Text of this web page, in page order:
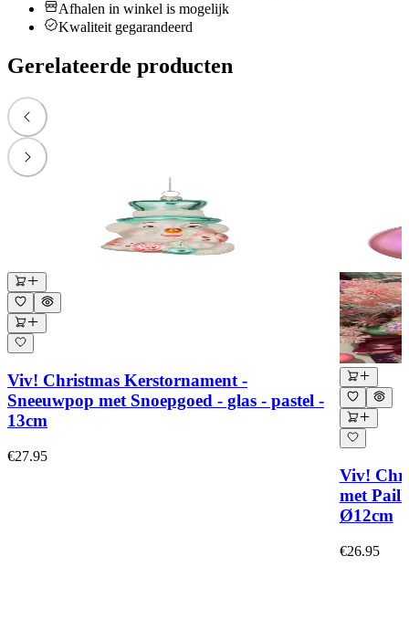
Afhalen in winkel is mogelijk
Kwaliteit gegarandeerd
Gerelateerde producten
Viv! Christmas Kerstornament -
Sneeuwpop met Snoepgoed - glas - pastel -
13cm
€27.95
Viv!
met
Ø12cm
€26.95